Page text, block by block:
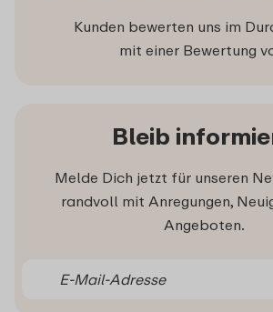
Kunden bewerten uns im
mit einer Bewertung
Bleib
Melde Dich jetzt für unseren
randvoll mit Anregungen,
Angeboten.